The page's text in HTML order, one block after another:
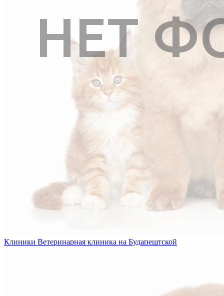
Клиники Ветеринарная клиника на Будапештской